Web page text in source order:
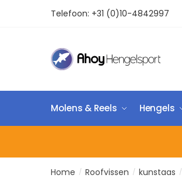
Telefoon: +31 (0)10-4842997
Molens & Reels Hengels
Home / Roofvissen / kunstaas /